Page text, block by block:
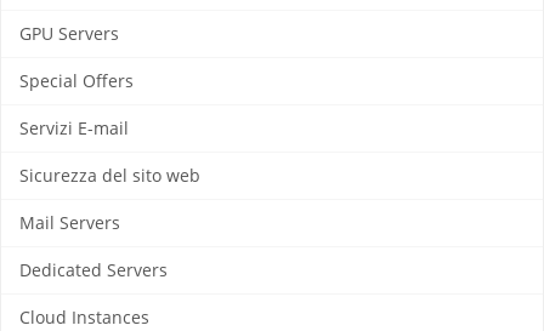
GPU Servers
Special Offers
Servizi E-mail
Sicurezza del sito web
Mail Servers
Dedicated Servers
Cloud Instances